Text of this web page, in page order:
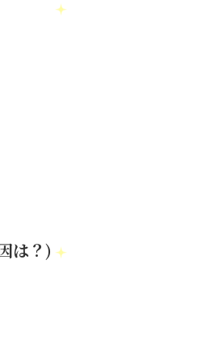
は？)